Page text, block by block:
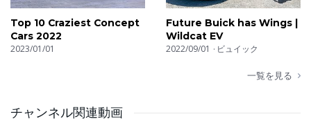
Top 10 Craziest Concept
Cars 2022
2023/01/01
Future Buick has Wings |
Wildcat EV
2022/09/01 ビュイック
一覧を見る
チャンネル関連動画